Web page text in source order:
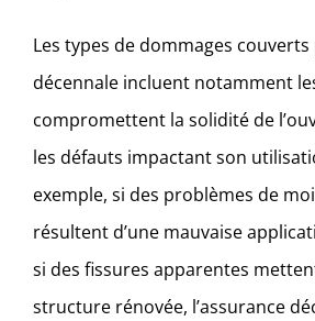
Les types de dommages couverts
décennale incluent notamment
compromettent la solidité de
les défauts impactant son
exemple, si des problèmes de
résultent d’une mauvaise
si des fissures apparentes
structure rénovée, l’assurance